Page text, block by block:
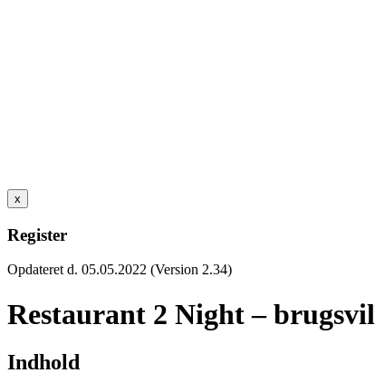
x
Register
Opdateret d. 05.05.2022 (Version 2.34)
Restaurant 2 Night –
Indhold